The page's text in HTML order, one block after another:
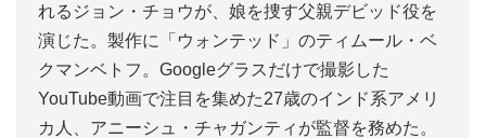
れるジョン・チョウが、娘を捜す父親デビッド役を
演じた。製作に「ウォンテッド」のティムール・ベ
クマンベトフ。Googleグラスだけで撮影した
YouTube動画で注目を集めた27歳のインド系アメリ
カ人、アニーシュ・チャガンティが監督を務めた。